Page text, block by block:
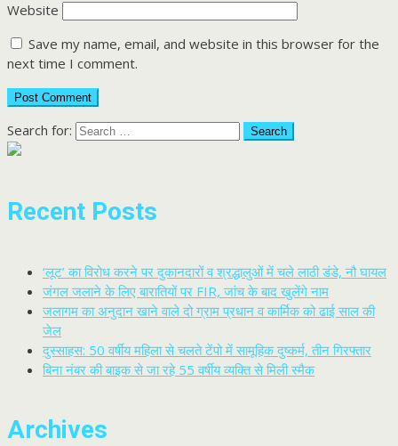
Website
Save my name, email, and website in this browser for the
next time I comment.
Search for:
Recent Posts
‘लूट’ का विरोध करने पर दुकानदारों व श्रद्धालुओं में चले लाठी डंडे, नौ घायल
जंगल जलाने के लिए बारातियों पर FIR, जांच के बाद खुलेंगे नाम
जलागम का अनुदान खाने वाले दो ग्राम प्रधान व कार्मिक को ढाई साल की
जेल
दुस्साहस: 50 वर्षीय महिला से चलते टेंपो में सामूहिक दुष्कर्म, तीन गिरफ्तार
बिना नंबर की बाइक से जा रहे 55 वर्षीय व्यक्ति से मिली स्मैक
Archives